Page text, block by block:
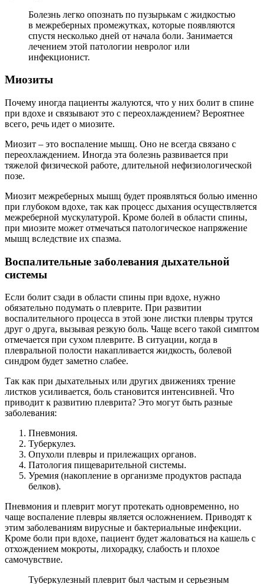
Болезнь легко опознать по пузырькам с жидкостью
в межреберных промежутках, которые появляются
спустя несколько дней от начала боли. Занимается
лечением этой патологии невролог или
инфекционист.
Миозиты
Почему иногда пациенты жалуются, что у них болит в спине
при вдохе и связывают это с переохлаждением? Вероятнее
всего, речь идет о миозите.
Миозит – это воспаление мышц. Оно не всегда связано с
переохлаждением. Иногда эта болезнь развивается при
тяжелой физической работе, длительной нефизиологической
позе.
Миозит межреберных мышц будет проявляться болью именно
при глубоком вдохе, так как процесс дыхания осуществляется
межреберной мускулатурой. Кроме болей в области спины,
при миозите может отмечаться патологическое напряжение
мышц вследствие их спазма.
Воспалительные заболевания дыхательной
системы
Если болит сзади в области спины при вдохе, нужно
обязательно подумать о плеврите. При развитии
воспалительного процесса в этой зоне листки плевры трутся
друг о друга, вызывая резкую боль. Чаще всего такой симптом
отмечается при сухом плеврите. В ситуации, когда в
плевральной полости накапливается жидкость, болевой
синдром будет заметно слабее.
Так как при дыхательных или других движениях трение
листков усиливается, боль становится интенсивней. Что
приводит к развитию плеврита? Это могут быть разные
заболевания:
Пневмония.
Туберкулез.
Опухоли плевры и прилежащих органов.
Патология пищеварительной системы.
Уремия (накопление в организме продуктов распада
белков).
Пневмония и плеврит могут протекать одновременно, но
чаще воспаление плевры является осложнением. Приводят к
этим заболеваниям вирусные и бактериальные инфекции.
Кроме боли при вдохе, пациент будет жаловаться на кашель с
отхождением мокроты, лихорадку, слабость и плохое
самочувствие.
Туберкулезный плеврит был частым и серьезным